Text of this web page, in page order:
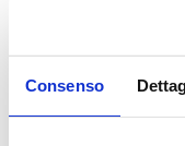
Consenso
I ngegnerie Toscane